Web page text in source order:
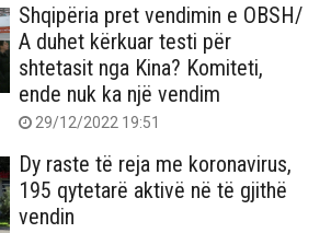
Shqipëria pret vendimin e OBSH/
A duhet kërkuar testi për
shtetasit nga Kina? Komiteti,
ende nuk ka një vendim
29/12/2022 19:51
Dy raste të reja me koronavirus,
195 qytetarë aktivë në të gjithë
vendin